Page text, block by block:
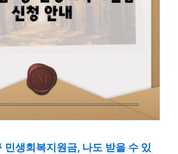
민생회복지원금, 나도 받을 수 있